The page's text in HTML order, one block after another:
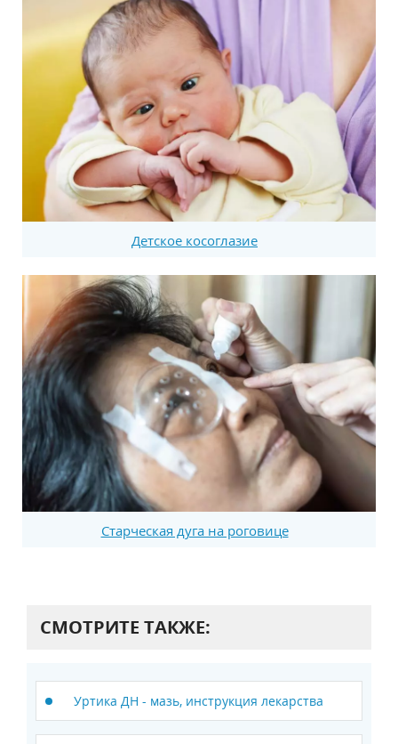
Детское косоглазие
Старческая дуга на роговице
СМОТРИТЕ ТАКЖЕ:
Уртика ДН - мазь, инструкция лекарства